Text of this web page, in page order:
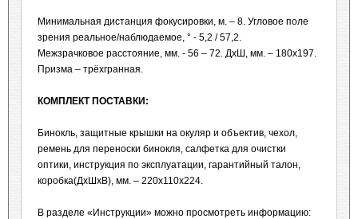
Минимальная дистанция фокусировки, м. – 8. Угловое поле
зрения реальное/наблюдаемое, ° - 5,2 / 57,2.
Межзрачковое расстояние, мм. - 56 – 72. ДхШ, мм. – 180х197.
Призма – трёхгранная.
КОМПЛЕКТ ПОСТАВКИ:
Бинокль, защитные крышки на окуляр и объектив, чехол,
ремень для переноски бинокля, салфетка для очистки
оптики, инструкция по эксплуатации, гарантийный талон,
коробка(ДхШхВ), мм. – 220х110х224.
В разделе «Инструкции» можно просмотреть информацию: